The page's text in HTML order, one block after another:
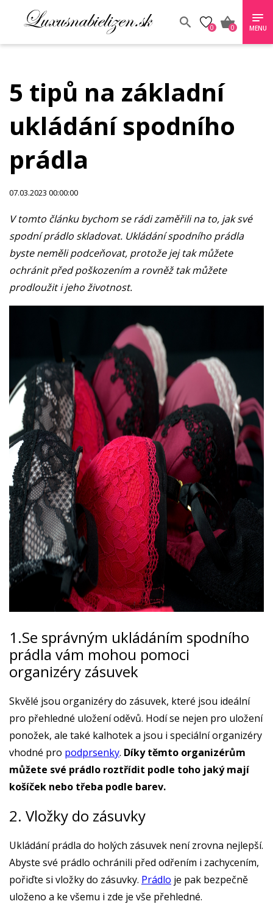
0 0 MENU
5 tipů na základní
ukládání spodního
prádla
07.03.2023 00:00:00
V tomto článku bychom se rádi zaměřili na to, jak své
spodní prádlo skladovat. Ukládání spodního prádla
byste neměli podceňovat, protože jej tak můžete
ochránit před poškozením a rovněž tak můžete
prodloužit i jeho životnost.
1.Se správným ukládáním spodního
prádla vám mohou pomoci
organizéry zásuvek
Skvělé jsou organizéry do zásuvek, které jsou ideální
pro přehledné uložení oděvů. Hodí se nejen pro uložení
ponožek, ale také kalhotek a jsou i speciální organizéry
vhodné pro podprsenky. Díky těmto organizérům
můžete své prádlo roztřídit podle toho jaký mají
košíček nebo třeba podle barev.
2. Vložky do zásuvky
Ukládání prádla do holých zásuvek není zrovna nejlepší.
Abyste své prádlo ochránili před odřením i zachycením,
pořiďte si vložky do zásuvky. Prádlo je pak bezpečně
uloženo a ke všemu i zde je vše přehledné.